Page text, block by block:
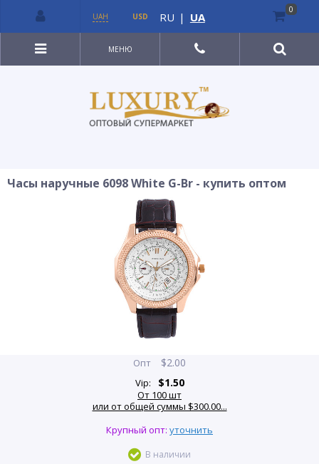
МЕНЮ
Часы наручные 6098 White G-Br - купить оптом
Опт $2.00
Vip: $1.50
От 100 шт
или от общей суммы $300.00...
Крупный опт: уточнить
В наличии
UAH USD RU | UA
0